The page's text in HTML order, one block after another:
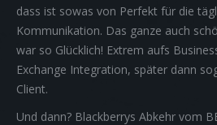
dass ist sowas von Perfekt für die
Kommunikation. Das ganze auch
war so Glücklich! Extrem aufs
Exchange Integration, später dann
Client.
Und dann? Blackberrys Abkehr vom